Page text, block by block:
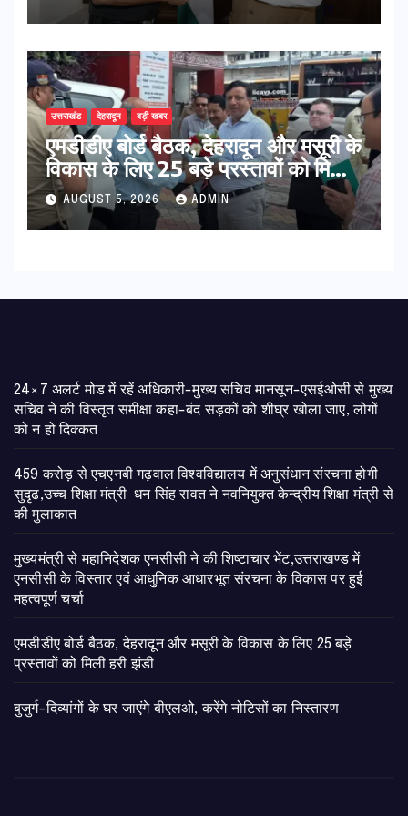
विकास पर हुई महत्वपूर्ण चर्चा
उत्तराखंड देहरादून बड़ी खबर
एमडीडीए बोर्ड बैठक, देहरादून और मसूरी के
विकास के लिए 25 बड़े प्रस्तावों को मिली
हरी झंडी
AUGUST 5, 2026 ADMIN
24×7 अलर्ट मोड में रहें अधिकारी-मुख्य सचिव मानसून-एसईओसी से मुख्य
सचिव ने की विस्तृत समीक्षा कहा-बंद सड़कों को शीघ्र खोला जाए, लोगों
को न हो दिक्कत
459 करोड़ से एचएनबी गढ़वाल विश्वविद्यालय में अनुसंधान संरचना होगी
सुदृढ,उच्च शिक्षा मंत्री धन सिंह रावत ने नवनियुक्त केन्द्रीय शिक्षा मंत्री से
की मुलाकात
मुख्यमंत्री से महानिदेशक एनसीसी ने की शिष्टाचार भेंट,उत्तराखण्ड में
एनसीसी के विस्तार एवं आधुनिक आधारभूत संरचना के विकास पर हुई
महत्वपूर्ण चर्चा
एमडीडीए बोर्ड बैठक, देहरादून और मसूरी के विकास के लिए 25 बड़े
प्रस्तावों को मिली हरी झंडी
बुजुर्ग-दिव्यांगों के घर जाएंगे बीएलओ, करेंगे नोटिसों का निस्तारण